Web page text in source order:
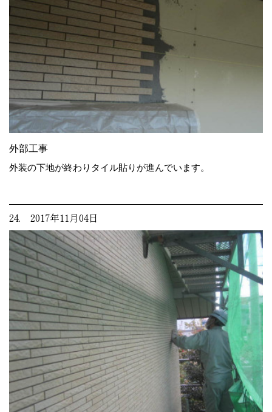
外部工事
外装の下地が終わりタイル貼りが進んでいます。
24. 2017年11月04日